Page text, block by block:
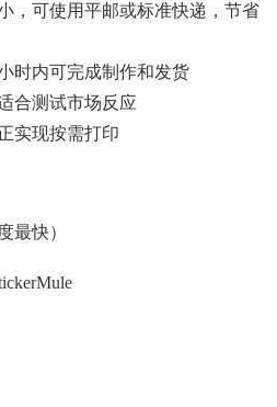
，可使用平邮或标准快递，节省
时内可完成制作和发货
合测试市场反应
实现按需打印
最快）